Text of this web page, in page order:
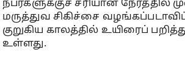
நபர்களுக்குச் சரியான நேரத்தில்
மருத்துவ சிகிச்சை
குறுகிய காலத்தில் உயிரைப்
உள்ளது.